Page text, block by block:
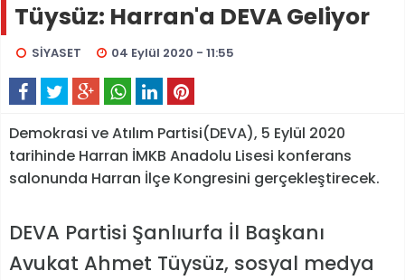
Tüysüz: Harran'a DEVA Geliyor
SİYASET 04 Eylül 2020 - 11:55
Demokrasi ve Atılım Partisi(DEVA), 5 Eylül 2020
tarihinde Harran İMKB Anadolu Lisesi konferans
salonunda Harran İlçe Kongresini gerçekleştirecek.
DEVA Partisi Şanlıurfa İl Başkanı
Avukat Ahmet Tüysüz, sosyal medya